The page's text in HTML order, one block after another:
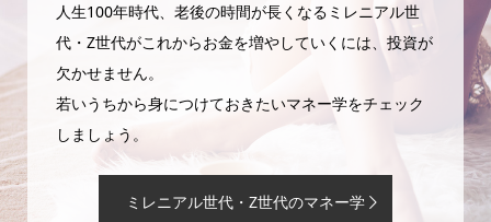
人生100年時代、老後の時間が長くなるミレニアル世
代・Z世代がこれからお金を増やしていくには、投資が
欠かせません。
若いうちから身につけておきたいマネー学をチェック
しましょう。
ミレニアル世代・Z世代のマネー学